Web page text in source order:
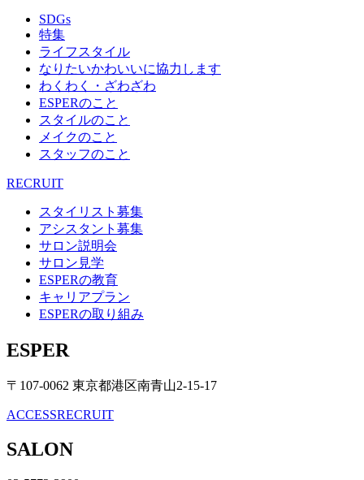
SDGs
特集
ライフスタイル
なりたいかわいいに協力します
わくわく・ざわざわ
ESPERのこと
スタイルのこと
メイクのこと
スタッフのこと
RECRUIT
スタイリスト募集
アシスタント募集
サロン説明会
サロン見学
ESPERの教育
キャリアプラン
ESPERの取り組み
ESPER
〒107-0062 東京都港区南青山2-15-17
ACCESSRECRUIT
SALON